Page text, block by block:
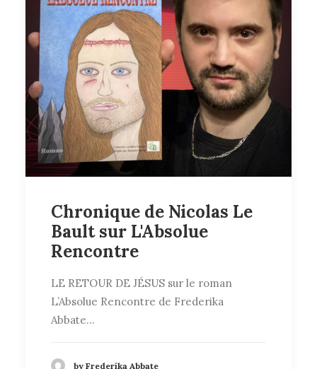
Chronique de Nicolas Le
Bault sur L'Absolue
Rencontre
LE RETOUR DE JÉSUS sur le roman
L’Absolue Rencontre de Frederika
Abbate…
by Frederika Abbate